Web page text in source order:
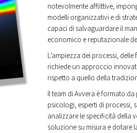
notevolmente afflittive,
modelli organizzativi e di
capaci di salvaguardare il
economico e reputazionale
L’ampiezza dei processi,
richiede un approccio
rispetto a quello della
Il team di Avvera è formato
psicologi, esperti di processi,
analizzare le specificità della
soluzione su misura e dotare